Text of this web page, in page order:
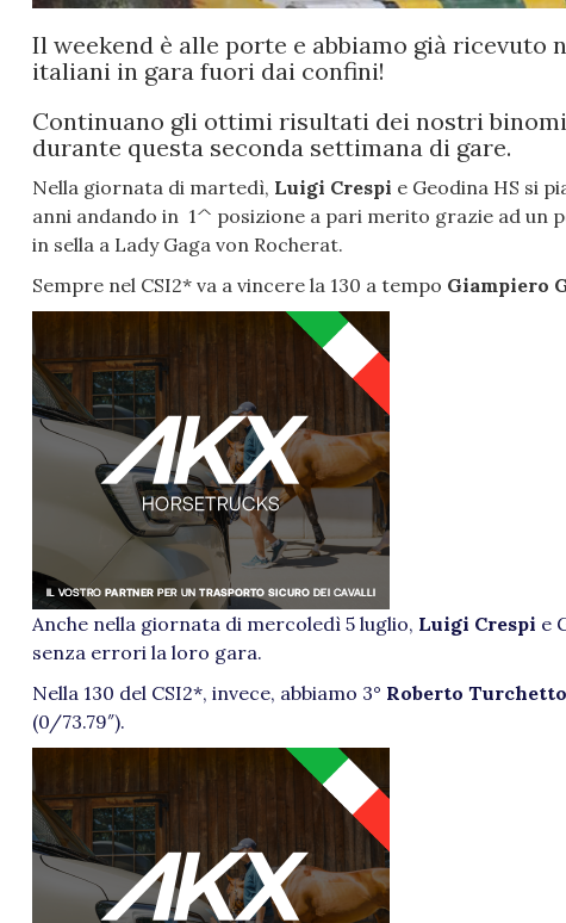
Il weekend è alle porte e abbiamo già
italiani in gara fuori dai confini!
Continuano gli ottimi risultati dei nostri
durante questa seconda settimana di gare.
Nella giornata di martedì, Luigi Crespi e Geodina HS si
anni andando in 1^ posizione a pari merito grazie ad un
in sella a Lady Gaga von Rocherat.
Sempre nel CSI2* va a vincere la 130 a tempo Giampiero
Anche nella giornata di mercoledì 5 luglio, Luigi Crespi e
senza errori la loro gara.
Nella 130 del CSI2*, invece, abbiamo 3° Roberto Turchetto
(0/73.79″).